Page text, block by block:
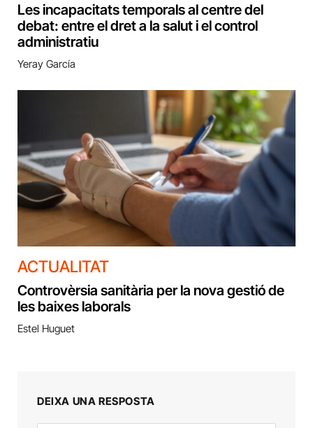
Les incapacitats temporals al centre del
debat: entre el dret a la salut i el control
administratiu
Yeray García
ACTUALITAT
Controvèrsia sanitària per la nova gestió de
les baixes laborals
Estel Huguet
DEIXA UNA RESPOSTA